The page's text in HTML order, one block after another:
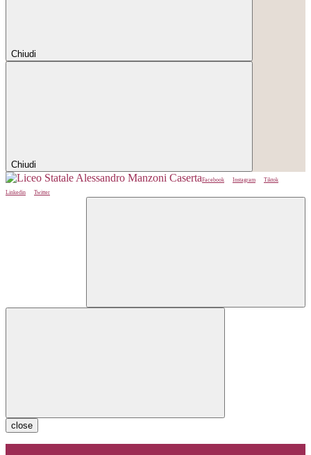
Chiudi
Chiudi
Facebook Instagram
Tiktok
Linkedin
Twitter
close